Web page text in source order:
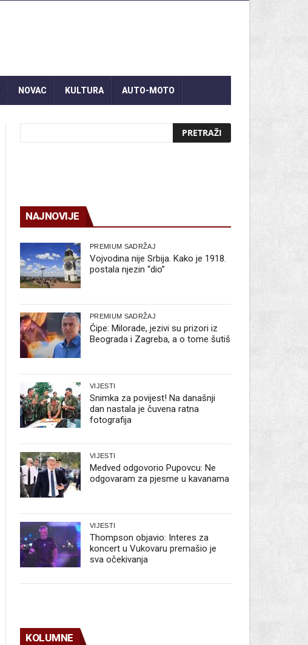
NOVAC KULTURA AUTO-MOTO
NAJNOVIJE
PREMIUM SADRŽAJ
Vojvodina nije Srbija. Kako je 1918.
postala njezin “dio”
PREMIUM SADRŽAJ
Ćipe: Milorade, jezivi su prizori iz
Beograda i Zagreba, a o tome šutiš
VIJESTI
Snimka za povijest! Na današnji
dan nastala je čuvena ratna
fotografija
VIJESTI
Medved odgovorio Pupovcu: Ne
odgovaram za pjesme u kavanama
VIJESTI
Thompson objavio: Interes za
koncert u Vukovaru premašio je
sva očekivanja
KOLUMNE